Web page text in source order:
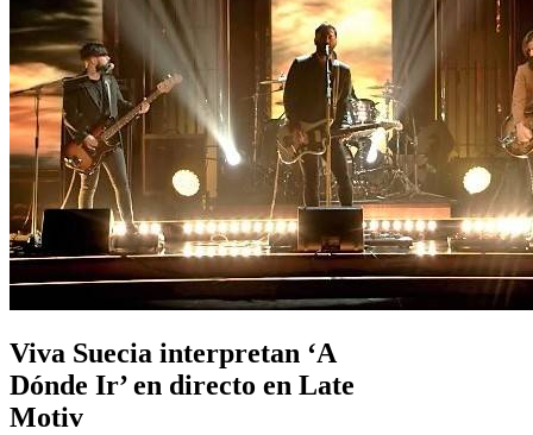
Viva Suecia interpretan ‘A
Dónde Ir’ en directo en Late
Motiv